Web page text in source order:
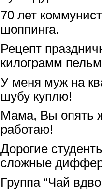
70 лет
шоппинга.
Рецепт
килограмм
У меня муж на
шубу куплю!
Мама, Вы опять
работаю!
Дорогие
сложные
Группа “Чай